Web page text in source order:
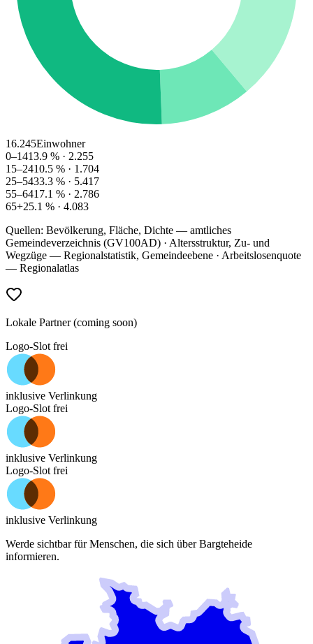
16.245Einwohner
0–1413.9 % · 2.255
15–2410.5 % · 1.704
25–5433.3 % · 5.417
55–6417.1 % · 2.786
65+25.1 % · 4.083
Quellen: Bevölkerung, Fläche, Dichte — amtliches
Gemeindeverzeichnis (GV100AD) · Altersstruktur, Zu- und
Wegzüge — Regionalstatistik, Gemeindeebene · Arbeitslosenquote
— Regionalatlas
Lokale Partner (coming soon)
Logo-Slot frei
inklusive Verlinkung
Logo-Slot frei
inklusive Verlinkung
Logo-Slot frei
inklusive Verlinkung
Werde sichtbar für Menschen, die sich überBargteheide
informieren.